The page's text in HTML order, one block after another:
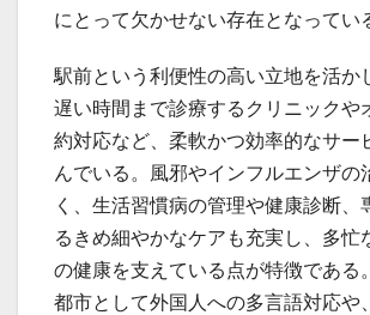
にとって欠かせない存在となってい
駅前という利便性の高い立地を活か
遅い時間まで診療するクリニックや
約対応など、柔軟かつ効率的なサー
んでいる。風邪やインフルエンザの
く、生活習慣病の管理や健康診断、
るきめ細やかなケアも充実し、多忙
の健康を支えている点が特徴である
都市として外国人への多言語対応や